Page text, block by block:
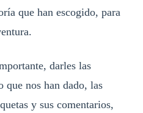
que han escogido, para
darles las
que nos han dado, las
y sus comentarios,